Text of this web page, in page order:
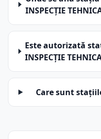
INSPECŢIE
Este autorizată
INSPECŢIE
Care sunt